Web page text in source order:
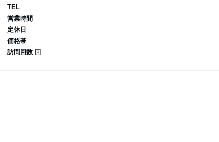
TEL
営業時間
定休日
価格帯
訪問回数 回